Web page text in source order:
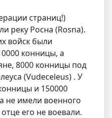
страниц!)
реку Росна (Rosna).
войск были
конницы, а
8000 конницы под
(Vudeceleus) . У
и 150000
не имели военного
его не воевали.